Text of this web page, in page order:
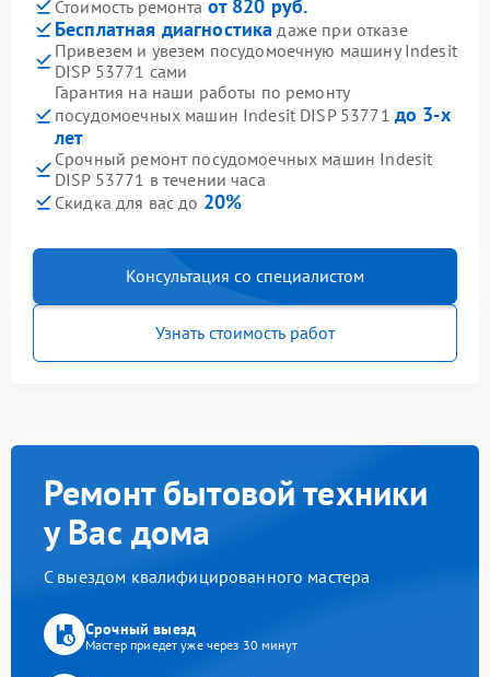
Стоимость ремонта от 820 руб.
Бесплатная диагностика даже при отказе
Привезем и увезем посудомоечную машину Indesit
DISP 53771 сами
Гарантия на наши работы по ремонту
посудомоечных машин Indesit DISP 53771 до 3-х
лет
Срочный ремонт посудомоечных машин Indesit
DISP 53771 в течении часа
Скидка для вас до 20%
Консультация со специалистом
Узнать стоимость работ
Ремонт бытовой техники
у Вас дома
С выездом квалифицированного мастера
Срочный выезд
Мастер приедет уже через 30 минут